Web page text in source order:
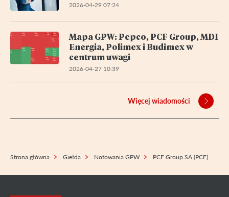
2026-04-29 07:24
Mapa GPW: Pepco, PCF Group, MDI
Energia, Polimex i Budimex w
centrum uwagi
2026-04-27 10:39
Więcej wiadomości
Strona główna Giełda Notowania GPW PCF Group SA (PCF)